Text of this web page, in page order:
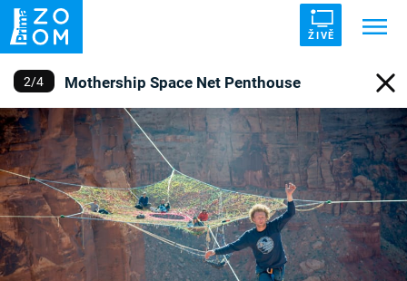
ŽIVĚ
Trendy: ZRÁDCI UFO DRUHÁ SVĚTOVÁ VÁLKA
ZÁHADY VETŘELCI DÁVNOVĚKU
Témata
2/4 Mothership Space Net Penthouse